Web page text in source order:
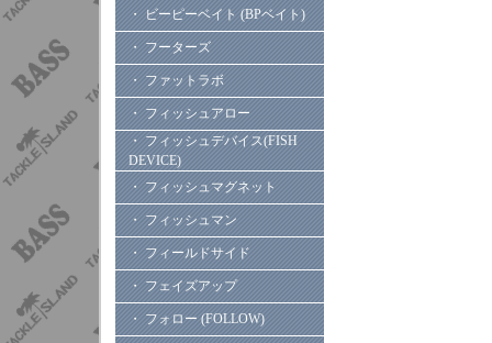
・ ビーピーベイト (BPベイト)
・ フーターズ
・ ファットラボ
・ フィッシュアロー
・ フィッシュデバイス(FISH
DEVICE)
・ フィッシュマグネット
・ フィッシュマン
・ フィールドサイド
・ フェイズアップ
・ フォロー (FOLLOW)